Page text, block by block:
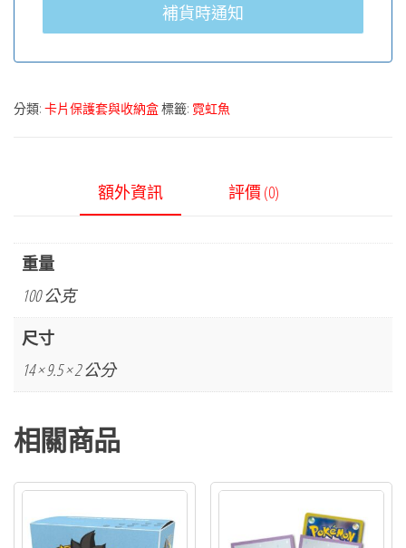
補貨時通知
分類: 卡片保護套與收納盒標籤: 霓虹魚
額外資訊 評價 (0)
重量
100 公克
尺寸
14 × 9.5 × 2 公分
相關商品